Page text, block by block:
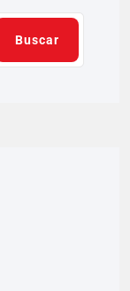
Buscar